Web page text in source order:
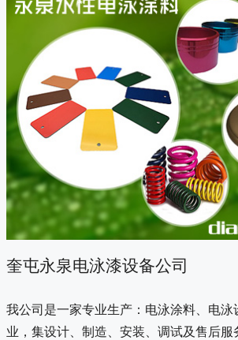
奎屯永泉电泳漆设备公司
我公司是一家专业生产：电泳涂料、电泳
业，集设计、制造、安装、调试及售后